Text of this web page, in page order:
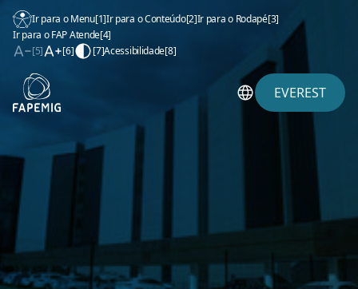
Ir para o Menu[1]Ir para o Conteúdo[2]Ir para o Rodapé[3]
Ir para o FAP Atende[4]
[5]
[6] [7]Acessibilidade[8]
EVEREST